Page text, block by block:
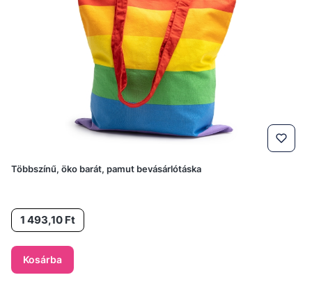
Többszínű, öko barát, pamut bevásárlótáska
Ár1 493,10 Ft
Kosárba